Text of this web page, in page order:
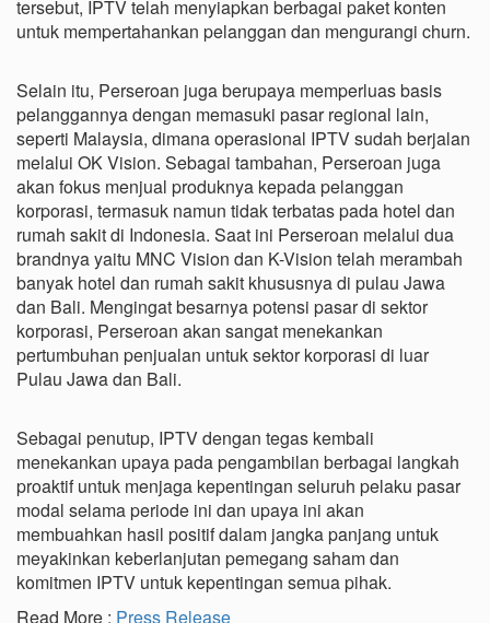
tersebut, IPTV telah menyiapkan berbagai paket konten
untuk mempertahankan pelanggan dan mengurangi churn.
Selain itu, Perseroan juga berupaya memperluas basis
pelanggannya dengan memasuki pasar regional lain,
seperti Malaysia, dimana operasional IPTV sudah berjalan
melalui OK Vision. Sebagai tambahan, Perseroan juga
akan fokus menjual produknya kepada pelanggan
korporasi, termasuk namun tidak terbatas pada hotel dan
rumah sakit di Indonesia. Saat ini Perseroan melalui dua
brandnya yaitu MNC Vision dan K-Vision telah merambah
banyak hotel dan rumah sakit khususnya di pulau Jawa
dan Bali. Mengingat besarnya potensi pasar di sektor
korporasi, Perseroan akan sangat menekankan
pertumbuhan penjualan untuk sektor korporasi di luar
Pulau Jawa dan Bali.
Sebagai penutup, IPTV dengan tegas kembali
menekankan upaya pada pengambilan berbagai langkah
proaktif untuk menjaga kepentingan seluruh pelaku pasar
modal selama periode ini dan upaya ini akan
membuahkan hasil positif dalam jangka panjang untuk
meyakinkan keberlanjutan pemegang saham dan
komitmen IPTV untuk kepentingan semua pihak.
Read More : Press Release